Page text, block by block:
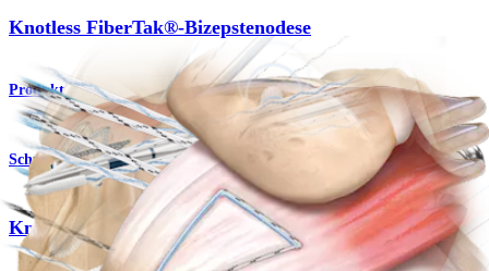
Knotless FiberTak®-Bizepstenodese
Produkt
Schulter
Knotless FiberTak -Softanker